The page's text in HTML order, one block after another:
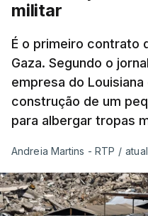
militar
É o primeiro contrato
Gaza. Segundo o
empresa do
construção de um
para albergar tropas
Andreia Martins - RTP /